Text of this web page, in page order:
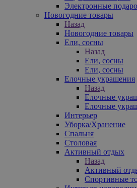
Электронные
Новогодние товары
Назад
Новогодние товары
Ели, сосны
Назад
Ели, сосны
Ели, сосны
Елочные украшения
Назад
Елочные
Елочные
Интерьер
Уборка/Хранение
Спальня
Столовая
Активный отдых
Назад
Активный
Спортивные